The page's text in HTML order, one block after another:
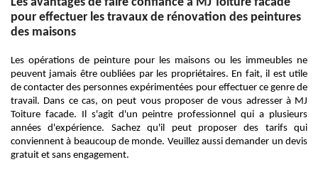
pour effectuer les travaux de rénovation des peintures
des maisons
Les opérations de peinture pour les maisons ou les immeubles ne
peuvent jamais être oubliées par les propriétaires. En fait, il est utile
de contacter des personnes expérimentées pour effectuer ce genre de
travail. Dans ce cas, on peut vous proposer de vous adresser à MJ
Toiture facade. Il s'agit d'un peintre professionnel qui a plusieurs
années d'expérience. Sachez qu'il peut proposer des tarifs qui
conviennent à beaucoup de monde. Veuillez aussi demander un devis
gratuit et sans engagement.